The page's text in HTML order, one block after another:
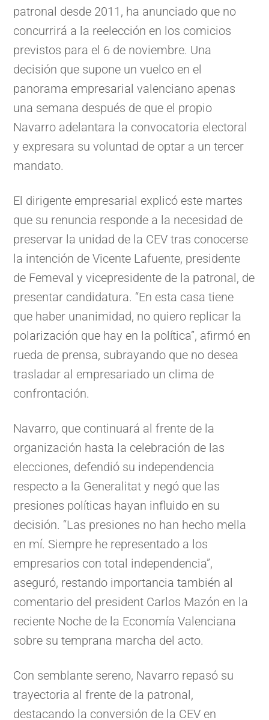
patronal desde 2011, ha anunciado que no
concurrirá a la reelección en los comicios
previstos para el 6 de noviembre. Una
decisión que supone un vuelco en el
panorama empresarial valenciano apenas
una semana después de que el propio
Navarro adelantara la convocatoria electoral
y expresara su voluntad de optar a un tercer
mandato.
El dirigente empresarial explicó este martes
que su renuncia responde a la necesidad de
preservar la unidad de la CEV tras conocerse
la intención de Vicente Lafuente, presidente
de Femeval y vicepresidente de la patronal, de
presentar candidatura. “En esta casa tiene
que haber unanimidad, no quiero replicar la
polarización que hay en la política”, afirmó en
rueda de prensa, subrayando que no desea
trasladar al empresariado un clima de
confrontación.
Navarro, que continuará al frente de la
organización hasta la celebración de las
elecciones, defendió su independencia
respecto a la Generalitat y negó que las
presiones políticas hayan influido en su
decisión. “Las presiones no han hecho mella
en mí. Siempre he representado a los
empresarios con total independencia”,
aseguró, restando importancia también al
comentario del president Carlos Mazón en la
reciente Noche de la Economía Valenciana
sobre su temprana marcha del acto.
Con semblante sereno, Navarro repasó su
trayectoria al frente de la patronal,
destacando la conversión de la CEV en